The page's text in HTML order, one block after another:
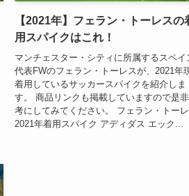
【2021年】フェラン・トーレスの
用スパイクはこれ！
マンチェスター・シティに所属するスペイ
代表FWのフェラン・トーレスが、2021年
着用しているサッカースパイクを紹介しま
す。 商品リンクも掲載していますので是
考にしてみてください。 フェラン・トー
2021年着用スパイク アディダス エック...